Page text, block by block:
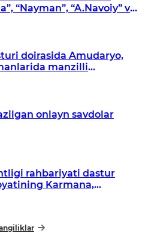
“Nayman”, “A.Navoiy” va
doirasida Amudaryo,
manzilli
onlayn savdolar
rahbariyati dastur
Karmana,